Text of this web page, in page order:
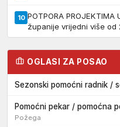
10 POTPORA
županije vrijedni više od
OGLASI ZA POSAO
Sezonski pomoćni radnik /
Pomoćni pekar / pomoćna
Požega